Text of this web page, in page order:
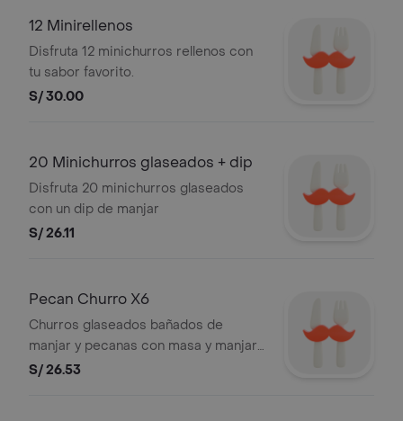
12 Minirellenos
Disfruta 12 minichurros rellenos con
tu sabor favorito.
S/ 30.00
20 Minichurros glaseados + dip
Disfruta 20 minichurros glaseados
con un dip de manjar
S/ 26.11
Pecan Churro X6
Churros glaseados bañados de
manjar y pecanas con masa y manjar
a elección
S/ 26.53